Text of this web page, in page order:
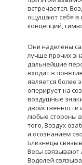
встречается.
ощущают себя в
концепций,
Они наделены
лучше прочих
дальнейшие
входит в
является более
оперирует на
воздушные
двойственности
любые стороны
того, Воздух
и осознанием
Близнецы
Весы связывают
Водолей